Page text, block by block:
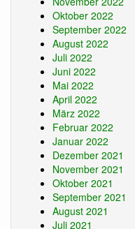
Oktober 2022
September 2022
August 2022
Juli 2022
Juni 2022
Mai 2022
April 2022
März 2022
Februar 2022
Januar 2022
Dezember 2021
November 2021
Oktober 2021
September 2021
August 2021
Juli 2021